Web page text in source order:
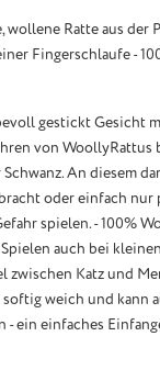
wollene Ratte aus der
Fingerschlaufe -
gestickt Gesicht
von WoollyRattus
An diesem
oder einfach
spielen. - 100%
auch bei
zwischen Katz und
weich und kann
- ein einfaches